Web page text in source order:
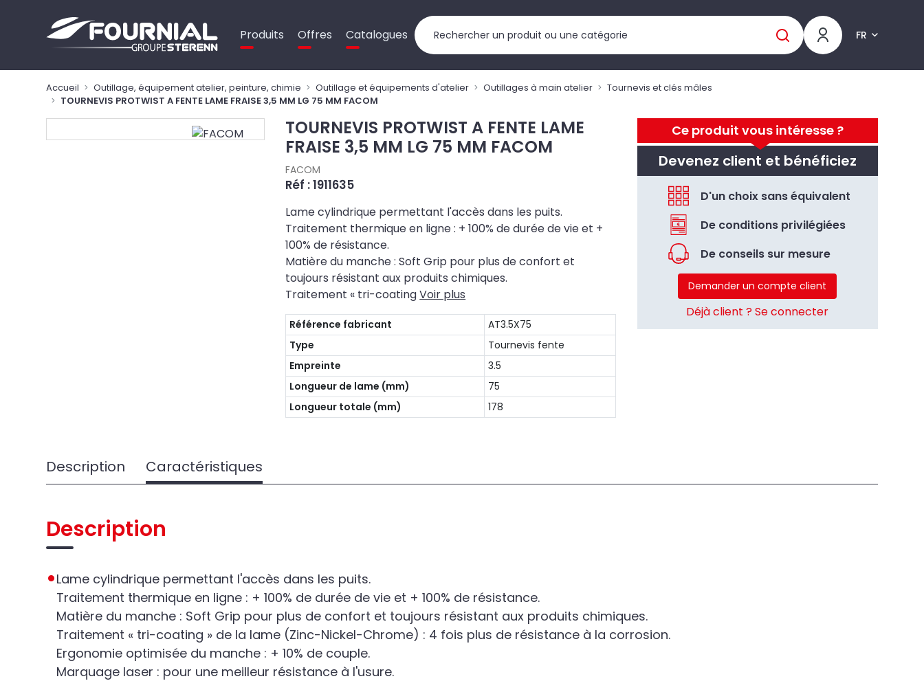
Produits Offres Catalogues FR
Accueil Outillage, équipement atelier, peinture, chimie Outillage et équipements d'atelier Outillages à main atelier
Tournevis et clés mâles
TOURNEVIS PROTWIST A FENTE LAME FRAISE 3,5 MM LG 75 MM FACOM
Ce produit vous intéresse ?
Devenez client et bénéficiez
D'un choix sans équivalent
De conditions privilégiées
De conseils sur mesure
Demander un compte client
Déjà client ? Se connecter
TOURNEVIS PROTWIST A FENTE LAME
FRAISE 3,5 MM LG 75 MM FACOM
FACOM
Réf : 1911635
Lame cylindrique permettant l'accès dans les puits.
Traitement thermique en ligne : + 100% de durée de vie et +
100% de résistance.
Matière du manche : Soft Grip pour plus de confort et
toujours résistant aux produits chimiques.
Traitement « tri-coatingVoir plus
Référence fabricant
AT3.5X75
Type
Tournevis fente
Empreinte
3.5
Longueur de lame (mm)
75
Longueur totale (mm)
178
Description Caractéristiques
Description
Lame cylindrique permettant l'accès dans les puits.
Traitement thermique en ligne : + 100% de durée de vie et + 100% de résistance.
Matière du manche : Soft Grip pour plus de confort et toujours résistant aux produits chimiques.
Traitement « tri-coating » de la lame (Zinc-Nickel-Chrome) : 4 fois plus de résistance à la corrosion.
Ergonomie optimisée du manche : + 10% de couple.
Marquage laser : pour une meilleur résistance à l'usure.